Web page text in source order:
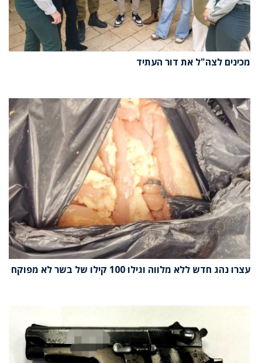
מכינים לצה"ל את דור העתיד
עצרו נהג חדש ללא מלווה וגילו 100 קילו של בשר לא מפוקח